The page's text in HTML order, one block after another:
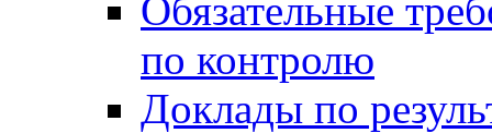
Обязательные
по контролю
Доклады по